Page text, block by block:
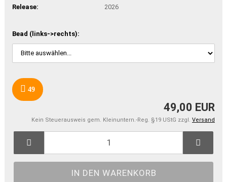
Release:
2026
Bead (links->rechts):
49
49,00 EUR
Kein Steuerausweis gem. Kleinuntern.-Reg. §19 UStG zzgl. Versand